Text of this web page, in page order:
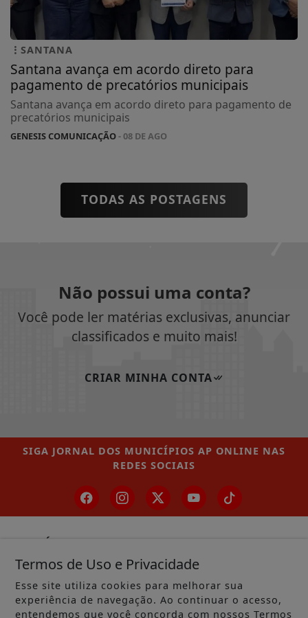
SANTANA
Santana avança em acordo direto para
pagamento de precatórios municipais
Santana avança em acordo direto para pagamento de
precatórios municipais
GENESIS COMUNICAÇÃO- 08 DE AGO
TODAS AS POSTAGENS
Não possui uma conta?
Você pode ler matérias exclusivas, anunciar
classificados e muito mais!
CRIAR MINHA CONTA
SIGA JORNAL DOS MUNICÍPIOS AP ONLINE NAS
REDES SOCIAIS
/ NOTÍCIAS
MUNICÍPIOS GERAL
MACAPÁ
Termos de Uso e Privacidade
Esse site utiliza cookies para melhorar sua
experiência de navegação. Ao continuar o acesso,
entendemos que você concorda com nossos Termos